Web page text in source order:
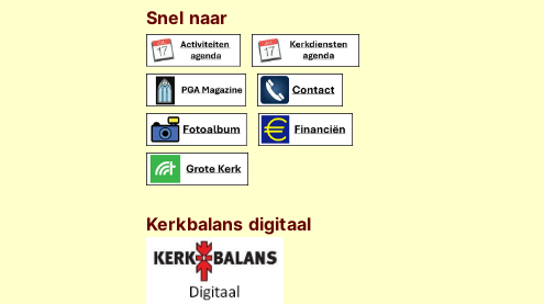
Snel naar
Kerkbalans digitaal